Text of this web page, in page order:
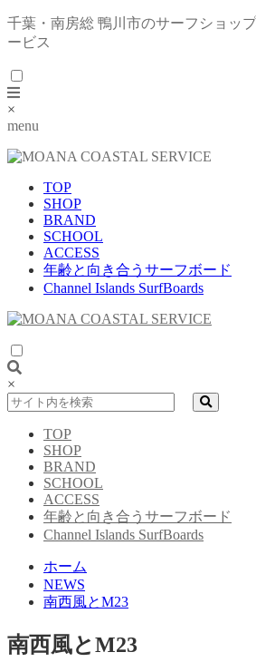
千葉・南房総 鴨川市のサーフショッ
ービス
×
menu
TOP
SHOP
BRAND
SCHOOL
ACCESS
年齢と向き合うサーフボード
Channel Islands SurfBoards
×
TOP
SHOP
BRAND
SCHOOL
ACCESS
年齢と向き合うサーフボード
Channel Islands SurfBoards
ホーム
NEWS
南西風とM23
南西風とM23